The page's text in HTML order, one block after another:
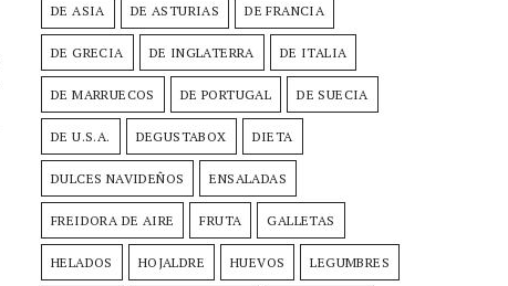
DE ASIA DE ASTURIAS DE FRANCIA
DE GRECIA DE INGLATERRA DE ITALIA
DE MARRUECOS DE PORTUGAL DE SUECIA
DE U.S.A. DEGUSTABOX DIETA
DULCES NAVIDEÑOS ENSALADAS
FREIDORA DE AIRE FRUTA GALLETAS
HELADOS HOJALDRE HUEVOS LEGUMBRES